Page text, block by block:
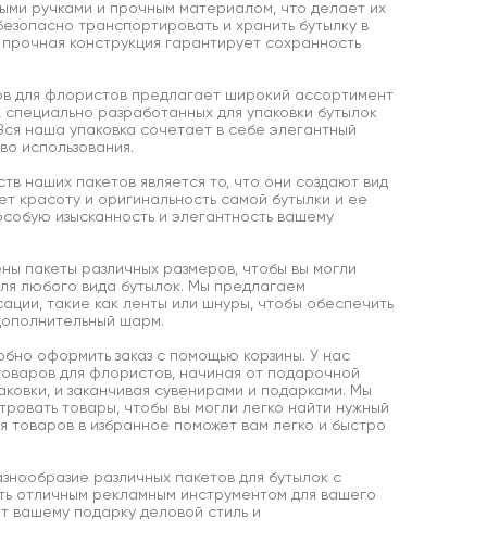
ручками и прочным материалом, что делает их
транспортировать и хранить бутылку в
конструкция гарантирует сохранность
для флористов предлагает широкий ассортимент
разработанных для упаковки бутылок
наша упаковка сочетает в себе элегантный
использования.
наших пакетов является то, что они создают вид
красоту и оригинальность самой бутылки и ее
изысканность и элегантность вашему
пакеты различных размеров, чтобы вы могли
любого вида бутылок. Мы предлагаем
такие как ленты или шнуры, чтобы обеспечить
шарм.
оформить заказ с помощью корзины. У нас
для флористов, начиная от подарочной
и заканчивая сувенирами и подарками. Мы
товары, чтобы вы могли легко найти нужный
товаров в избранное поможет вам легко и быстро
различных пакетов для бутылок с
отличным рекламным инструментом для вашего
вашему подарку деловой стиль и